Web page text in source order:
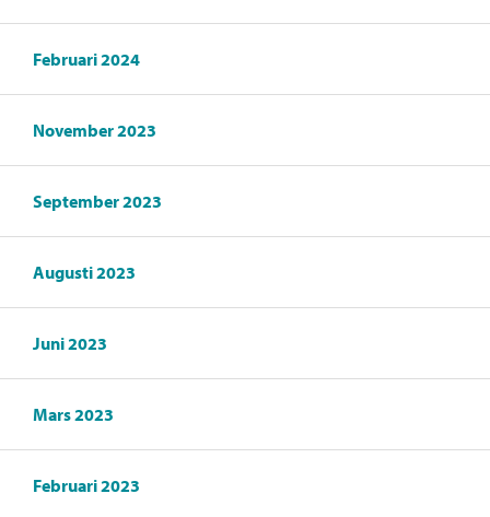
Februari 2024
November 2023
September 2023
Augusti 2023
Juni 2023
Mars 2023
Februari 2023